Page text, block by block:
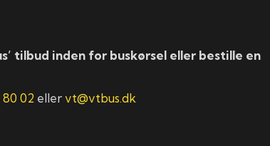
tilbud inden for buskørsel eller bestille en
02 ellervt@vtbus.dk